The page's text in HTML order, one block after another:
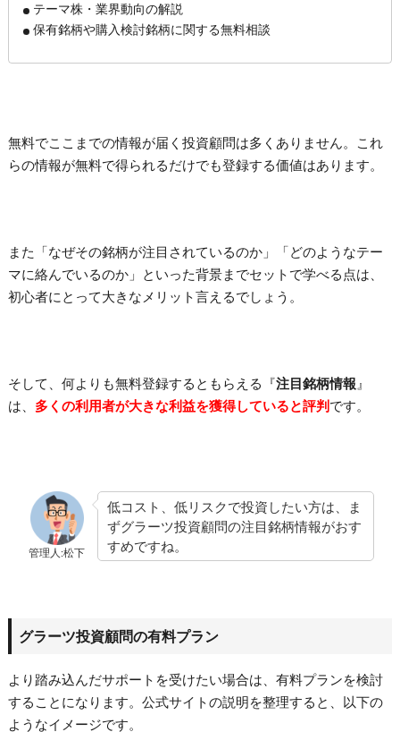
テーマ株・業界動向の解説
保有銘柄や購入検討銘柄に関する無料相談
無料でここまでの情報が届く投資顧問は多くありません。これ
らの情報が無料で得られるだけでも登録する価値はあります。
また「なぜその銘柄が注目されているのか」「どのようなテー
マに絡んでいるのか」といった背景までセットで学べる点は、
初心者にとって大きなメリット言えるでしょう。
そして、何よりも無料登録するともらえる『注目銘柄情報 』
は、 多くの利用者が大きな利益を獲得していると評判 です。
管理人:松下
低コスト、低リスクで投資したい方は、ま
ずグラーツ投資顧問の注目銘柄情報がおす
すめですね。
グラーツ投資顧問の有料プラン
より踏み込んだサポートを受けたい場合は、有料プランを検討
することになります。公式サイトの説明を整理すると、以下の
ようなイメージです。